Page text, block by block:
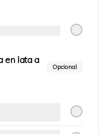
en lata a
Opcional